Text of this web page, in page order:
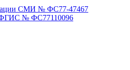
СМИ № ФС77-47467
ФГИС № ФС77110096